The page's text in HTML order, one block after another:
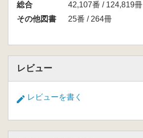
総合
42,107番 / 124,819冊
その他図書
25番 / 264冊
レビュー
レビューを書く